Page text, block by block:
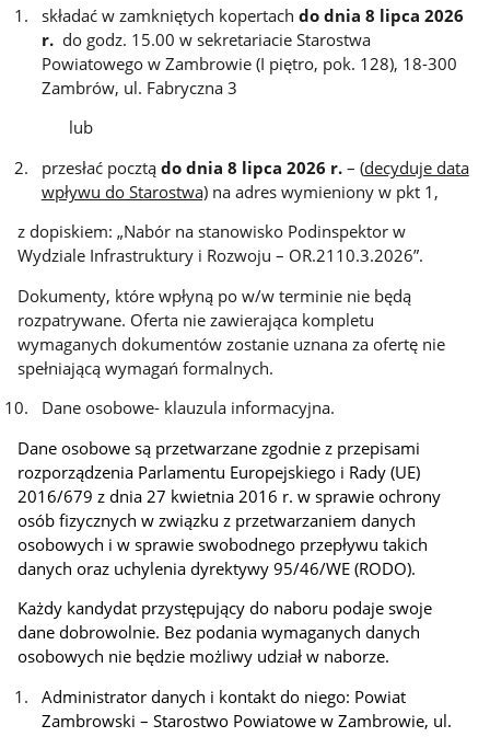
składać w zamkniętych kopertach do dnia 8 lipca 2026
r. do godz. 15.00 w sekretariacie Starostwa
Powiatowego w Zambrowie (I piętro, pok. 128), 18-300
Zambrów, ul. Fabryczna 3
lub
przesłać pocztą do dnia 8 lipca 2026 r.– (decyduje data
wpływu do Starostwa)na adres wymieniony w pkt 1,
z dopiskiem: „Nabór na stanowisko Podinspektor w
Wydziale Infrastruktury i Rozwoju – OR.2110.3.2026”.
Dokumenty, które wpłyną po w/w terminie nie będą
rozpatrywane. Oferta nie zawierająca kompletu
wymaganych dokumentów zostanie uznana za ofertę nie
spełniającą wymagań formalnych.
Dane osobowe- klauzula informacyjna.
Dane osobowe są przetwarzane zgodnie z przepisami
rozporządzenia Parlamentu Europejskiego i Rady (UE)
2016/679 z dnia 27 kwietnia 2016 r. w sprawie ochrony
osób fizycznych w związku z przetwarzaniem danych
osobowych i w sprawie swobodnego przepływu takich
danych oraz uchylenia dyrektywy 95/46/WE (RODO).
Każdy kandydat przystępujący do naboru podaje swoje
dane dobrowolnie. Bez podania wymaganych danych
osobowych nie będzie możliwy udział w naborze.
Administrator danych i kontakt do niego: Powiat
Zambrowski – Starostwo Powiatowe w Zambrowie, ul.